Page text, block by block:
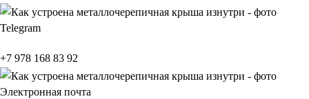
Telegram
+7 978 168 83 92
Электронная почта